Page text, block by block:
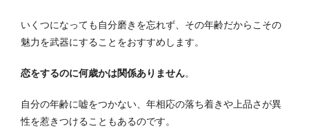
いくつになっても自分磨きを忘れず、その年齢だからこその
魅力を武器にすることをおすすめします。
恋をするのに何歳かは関係ありません。
自分の年齢に嘘をつかない、年相応の落ち着きや上品さが異
性を惹きつけることもあるのです。